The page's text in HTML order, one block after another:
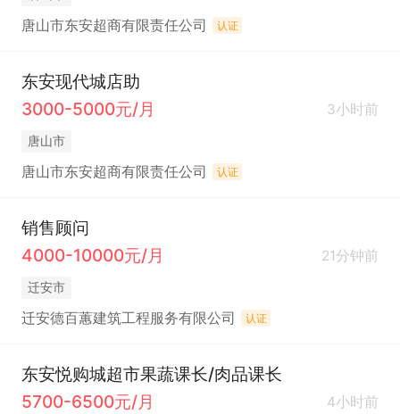
唐山市东安超商有限责任公司 认证
东安现代城店助
3000-5000元/月
3小时前
唐山市
唐山市东安超商有限责任公司 认证
销售顾问
4000-10000元/月
21分钟前
迁安市
迁安德百蕙建筑工程服务有限公司 认证
东安悦购城超市果蔬课长/肉品课长
5700-6500元/月
4小时前